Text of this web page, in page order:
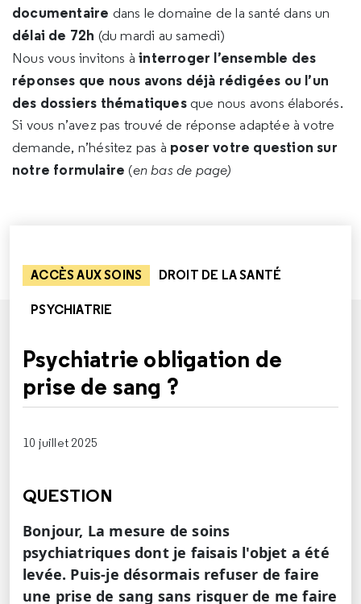
documentaire dans le domaine de la santé dans un
délai de 72h (du mardi au samedi)
Nous vous invitons àinterroger l’ensemble des
réponses que nous avons déjà rédigées ou l’un
des dossiers thématiques que nous avons élaborés.
Si vous n’avez pas trouvé de réponse adaptée à votre
demande, n’hésitez pas à poser votre question sur
notre formulaire (en bas de page)
ACCÈS AUX SOINS DROIT DE LA SANTÉ
PSYCHIATRIE
Psychiatrie obligation de
prise de sang ?
10 juillet 2025
QUESTION
Bonjour, La mesure de soins
psychiatriques dont je faisais l'objet a été
levée. Puis-je désormais refuser de faire
une prise de sang sans risquer de me faire